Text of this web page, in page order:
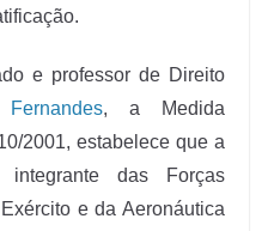
e professor de Direito
, a Medida
2001, estabelece que a
integrante das Forças
e da Aeronáutica